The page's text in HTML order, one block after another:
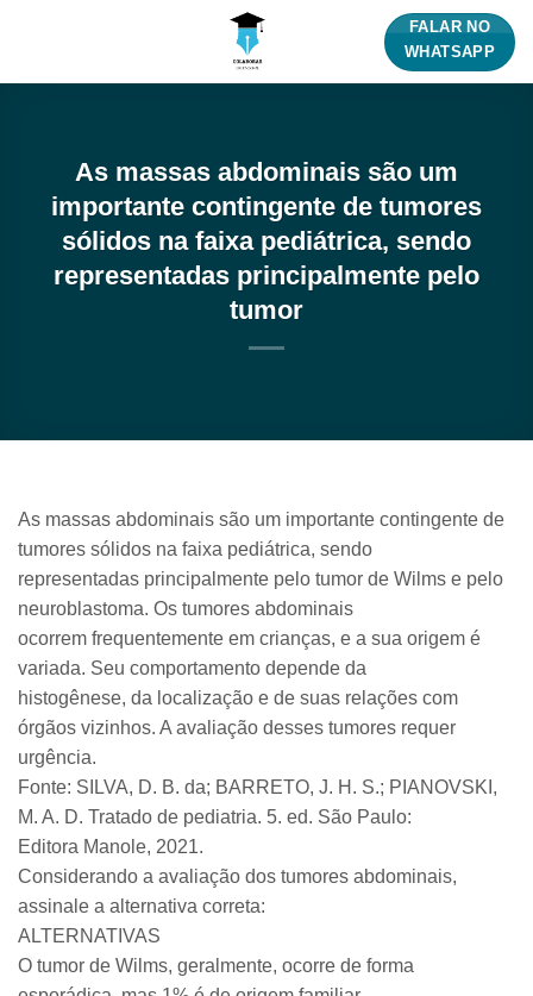
FALAR NO
WHATSAPP
As massas abdominais são um
importante contingente de tumores
sólidos na faixa pediátrica, sendo
representadas principalmente pelo
tumor
As massas abdominais são um importante contingente de
tumores sólidos na faixa pediátrica, sendo
representadas principalmente pelo tumor de Wilms e pelo
neuroblastoma. Os tumores abdominais
ocorrem frequentemente em crianças, e a sua origem é
variada. Seu comportamento depende da
histogênese, da localização e de suas relações com
órgãos vizinhos. A avaliação desses tumores requer
urgência.
Fonte: SILVA, D. B. da; BARRETO, J. H. S.; PIANOVSKI,
M. A. D. Tratado de pediatria. 5. ed. São Paulo:
Editora Manole, 2021.
Considerando a avaliação dos tumores abdominais,
assinale a alternativa correta:
ALTERNATIVAS
O tumor de Wilms, geralmente, ocorre de forma